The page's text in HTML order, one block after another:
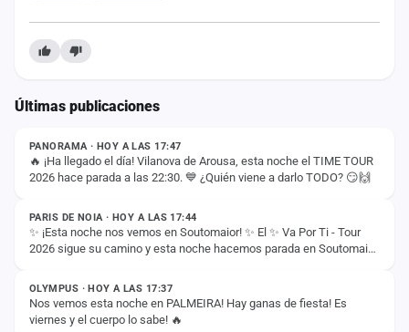
Últimas publicaciones
ESTADO
PANORAMA · HOY A LAS 17:47
🔥 ¡Ha llegado el día! Vilanova de Arousa, esta noche el TIME TOUR
2026 hace parada a las 22:30. 💙 ¿Quién viene a darlo TODO? 😏🙌
ESTADO
PARIS DE NOIA · HOY A LAS 17:44
✨ ¡Esta noche nos vemos en Soutomaior! ✨ El ✨ Va Por Ti - Tour
2026 sigue su camino y esta noche hacemos parada en Soutomaior
ESTADO
OLYMPUS · HOY A LAS 17:37
Nos vemos esta noche en PALMEIRA! Hay ganas de fiesta! Es
viernes y el cuerpo lo sabe! 🔥
ESTADO